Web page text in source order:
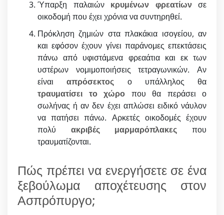
Ύπαρξη παλαιών κρυμένων φρεατίωνσε
οικοδομή που έχει χρόνια να συντηρηθεί.
Πρόκληση ζημιών στα πλακάκια ισογείου, αν
και εφόσον έχουν γίνει παράνομες επεκτάσεις
πάνω από υφιστάμενα φρεαάτια και εκ των
υστέρων νομιμοποιήσεις τετραγωνικών. Αν
είναιαπρόσεκτος ο υπάλληλος θα
τραυματίσει το χώρο που θα περάσει ο
σωλήνας ή αν δεν έχει απλώσει ειδικό νάυλον
να πατήσει πάνω. Αρκετές οικοδομές έχουν
πολύ ακριβές μαρμαρόπλακες που
τραυματίζονται.
Πώς πρέπει να ενεργήσετε σε ένα
ξεβούλωμα αποχέτευσης στον
Ασπρόπυργο;